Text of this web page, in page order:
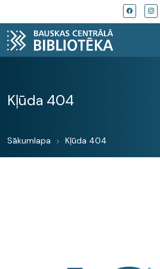
Kļūda 404
Sākumlapa Kļūda 404